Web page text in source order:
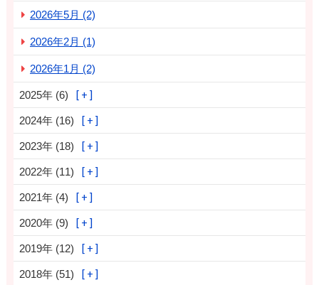
2026年5月 (2)
2026年2月 (1)
2026年1月 (2)
2025年 (6)
2024年 (16)
2023年 (18)
2022年 (11)
2021年 (4)
2020年 (9)
2019年 (12)
2018年 (51)